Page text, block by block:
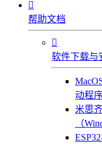

帮助文档

软件下载与
动程
米思
（